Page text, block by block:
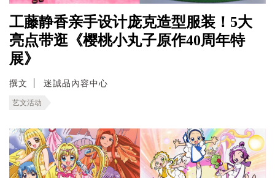
工藤静香亲手设计庞克造型服装！5大
亮点带逛《樱桃小丸子原作40周年特
展》
撰文 迷誠品內容中心
艺文活动